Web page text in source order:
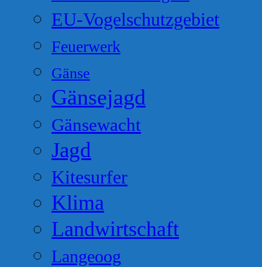
EU-Vogelschutzgebiet
Feuerwerk
Gänse
Gänsejagd
Gänsewacht
Jagd
Kitesurfer
Klima
Landwirtschaft
Langeoog